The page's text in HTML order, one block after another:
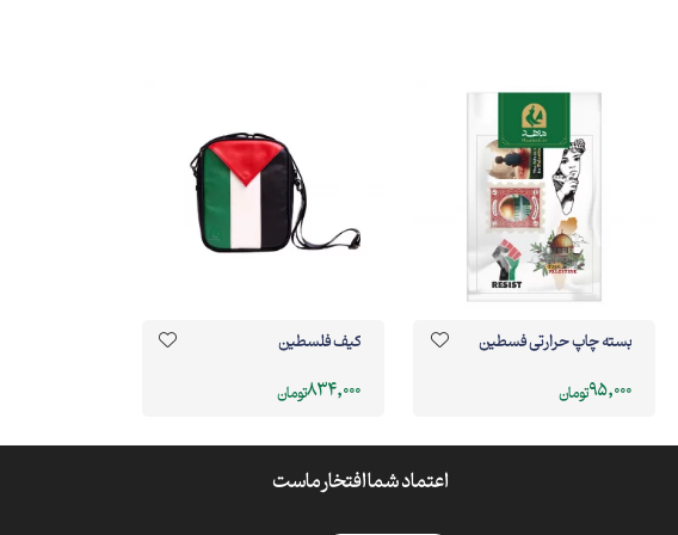
بسته چاپ حرارتی فسطین
95,000تومان
کیف فلسطین
834,000تومان
اعتماد شما افتخار ماست